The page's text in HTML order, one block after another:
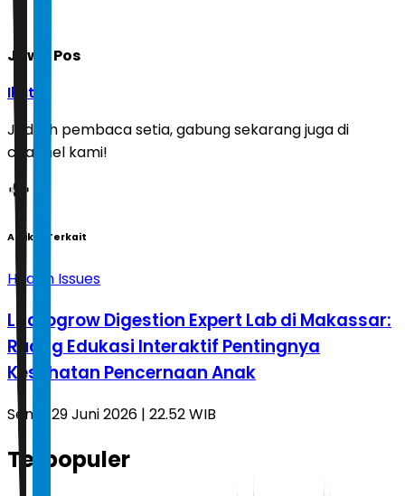
Jawa Pos
Ikuti
Jadilah pembaca setia, gabung sekarang juga di
channel kami!
Artikel Terkait
Health Issues
Lactogrow Digestion Expert Lab di Makassar:
Ruang Edukasi Interaktif Pentingnya
Kesehatan Pencernaan Anak
Senin, 29 Juni 2026 | 22.52 WIB
Terpopuler